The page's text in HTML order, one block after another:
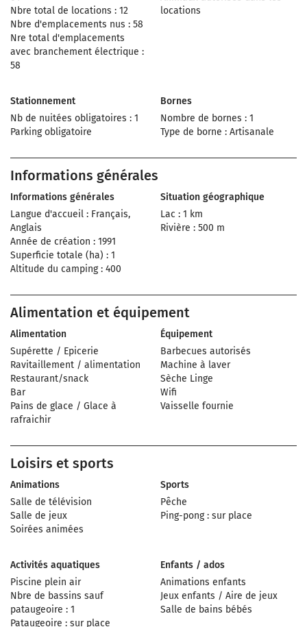
Nbre total de locations : 12
Nbre d'emplacements nus : 58
Nre total d'emplacements
avec branchement électrique :
58
locations
Stationnement
Nb de nuitées obligatoires : 1
Parking obligatoire
Bornes
Nombre de bornes : 1
Type de borne : Artisanale
Informations générales
Informations générales
Langue d'accueil : Français,
Anglais
Année de création : 1991
Superficie totale (ha) : 1
Altitude du camping : 400
Situation géographique
Lac : 1 km
Rivière : 500 m
Alimentation et équipement
Alimentation
Supérette / Epicerie
Ravitaillement / alimentation
Restaurant/snack
Bar
Pains de glace / Glace à
rafraichir
Équipement
Barbecues autorisés
Machine à laver
Sèche Linge
Wifi
Vaisselle fournie
Loisirs et sports
Animations
Salle de télévision
Salle de jeux
Soirées animées
Sports
Pêche
Ping-pong : sur place
Activités aquatiques
Piscine plein air
Nbre de bassins sauf
pataugeoire : 1
Pataugeoire : sur place
Enfants / ados
Animations enfants
Jeux enfants / Aire de jeux
Salle de bains bébés